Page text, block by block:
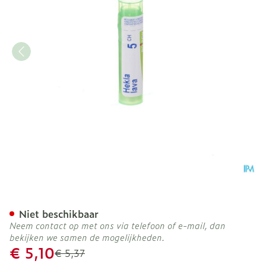
Adviesprijs
€ 5,37
Promotie prijs
€ 5,10
Niet beschikbaar
Neem contact op met ons via telefoon of e-mail, dan
bekijken we samen de mogelijkheden.